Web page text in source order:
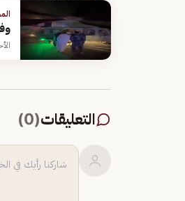
وفاة
الأحد 5
التعليقات(
0
)